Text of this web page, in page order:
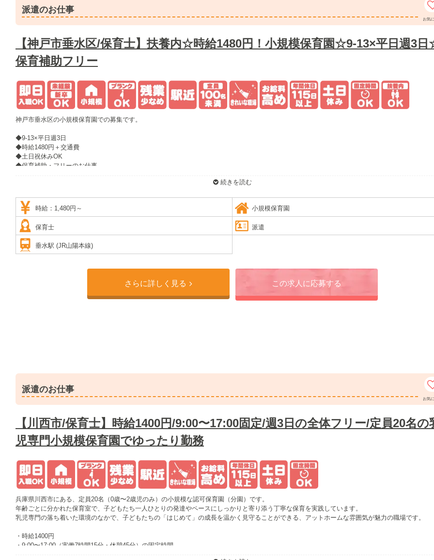
派遣のお仕事
お気
【神戸市垂水区/保育士】扶養内☆時給1480円！小規模保育園☆9-13×平日週3
保育補助フリー
神戸市垂水区の小規模保育園での募集です。
◆9-13×平日週3日
◆時給1480円＋交通費
◆土日祝休みOK
◆保育補助・フリーのお仕事
続きを読む
時給：1,480円～ 小規模保育園
保育士 派遣
垂水駅 (JR山陽本線)
さらに詳しく見る この求人に応募する
派遣のお仕事
お気
【川西市/保育士】時給1400円/9:00〜17:00固定/週3日の全体フリー/定員20名の
児専門小規模保育園でゆったり勤務
兵庫県川西市にある、定員20名（0歳〜2歳児のみ）の小規模な認可保育園（分園）です。
年齢ごとに分かれた保育室で、子どもたち一人ひとりの発達やペースにしっかりと寄り添う丁寧な保育を実践しています。
乳児専門の落ち着いた環境のなかで、子どもたちの「はじめて」の成長を温かく見守ることができる、アットホームな雰囲気が魅力の職場です。
・時給1400円
・9:00〜17:00（実働7時間15分・休憩45分）の固定時間